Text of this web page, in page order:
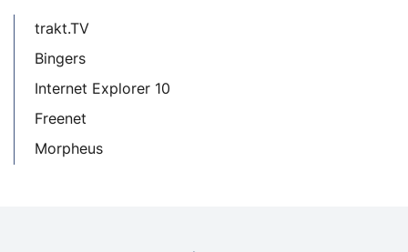
trakt.TV
Bingers
Internet Explorer 10
Freenet
Morpheus